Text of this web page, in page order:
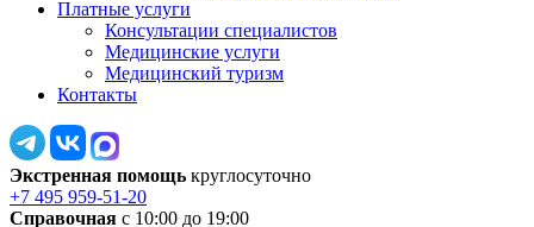
Платные услуги
Консультации специалистов
Медицинские услуги
Медицинский туризм
Контакты
Экстренная помощь круглосуточно
+7 495 959-51-20
Справочная с 10:00 до 19:00